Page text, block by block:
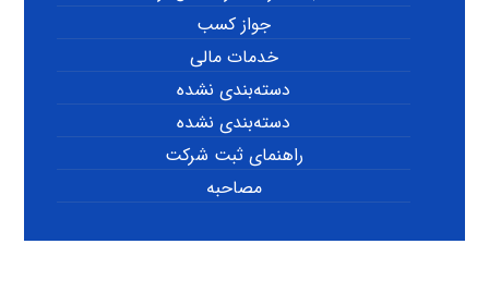
جواز کسب
خدمات مالی
دسته‌بندی نشده
دسته‌بندی نشده
راهنمای ثبت شرکت
مصاحبه